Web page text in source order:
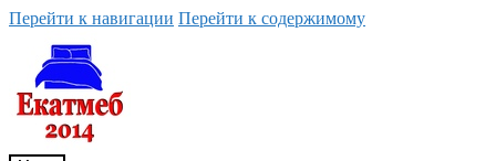
Перейти к навигации Перейти к содержимому